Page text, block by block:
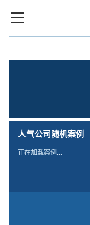
人气公司随机案例
正在加载案例…